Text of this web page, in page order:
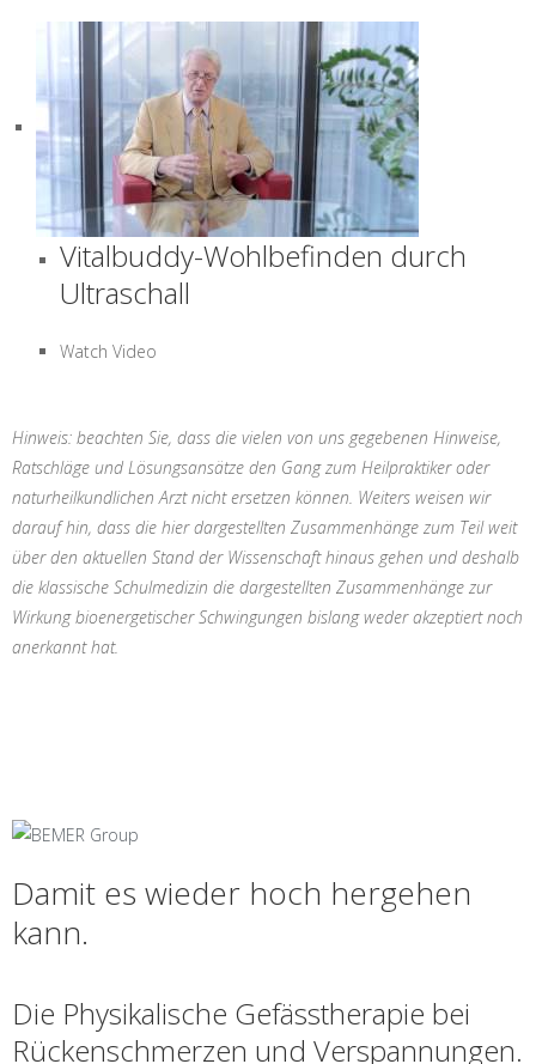
Vitalbuddy-Wohlbefinden durch
Ultraschall
Watch Video
Hinweis: beachten Sie, dass die vielen von uns gegebenen Hinweise,
Ratschläge und Lösungsansätze den Gang zum Heilpraktiker oder
naturheilkundlichen Arzt nicht ersetzen können. Weiters weisen wir
darauf hin, dass die hier dargestellten Zusammenhänge zum Teil weit
über den aktuellen Stand der Wissenschaft hinaus gehen und deshalb
die klassische Schulmedizin die dargestellten Zusammenhänge zur
Wirkung bioenergetischer Schwingungen bislang weder akzeptiert noch
anerkannt hat.
Damit es wieder hoch hergehen
kann.
Die Physikalische Gefässtherapie bei
Rückenschmerzen und Verspannungen.